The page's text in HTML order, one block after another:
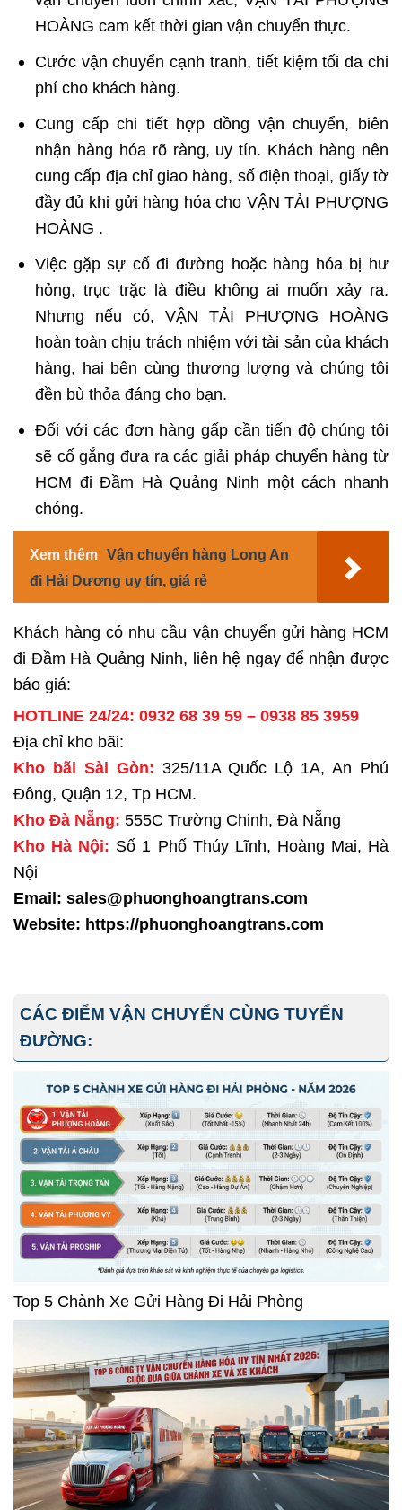
HOÀNG cam kết thời gian vận chuyển thực.
Cước vận chuyển cạnh tranh, tiết kiệm tối đa chi
phí cho khách hàng.
Cung cấp chi tiết hợp đồng vận chuyển, biên
nhận hàng hóa rõ ràng, uy tín. Khách hàng nên
cung cấp địa chỉ giao hàng, số điện thoại, giấy tờ
đầy đủ khi gửi hàng hóa cho VẬN TẢI PHƯỢNG
HOÀNG .
Việc gặp sự cố đi đường hoặc hàng hóa bị hư
hỏng, trục trặc là điều không ai muốn xảy ra.
Nhưng nếu có, VẬN TẢI PHƯỢNG HOÀNG
hoàn toàn chịu trách nhiệm với tài sản của khách
hàng, hai bên cùng thương lượng và chúng tôi
đền bù thỏa đáng cho bạn.
Đối với các đơn hàng gấp cần tiến độ chúng tôi
sẽ cố gắng đưa ra các giải pháp chuyển hàng từ
HCM đi Đầm Hà Quảng Ninh một cách nhanh
chóng.
Xem thêm Vận chuyển hàng Long An
đi Hải Dương uy tín, giá rẻ
Khách hàng có nhu cầu vận chuyển gửi hàng HCM
đi Đầm Hà Quảng Ninh, liên hệ ngay để nhận được
báo giá:
HOTLINE 24/24: 0932 68 39 59 – 0938 85 3959
Địa chỉ kho bãi:
Kho bãi Sài Gòn: 325/11A Quốc Lộ 1A, An Phú
Đông, Quận 12, Tp HCM.
Kho Đà Nẵng: 555C Trường Chinh, Đà Nẵng
Kho Hà Nội: Số 1 Phố Thúy Lĩnh, Hoàng Mai, Hà
Nội
Email: sales@phuonghoangtrans.com
Website: https://phuonghoangtrans.com
CÁC ĐIỂM VẬN CHUYỂN CÙNG TUYẾN
ĐƯỜNG:
Top 5 Chành Xe Gửi Hàng Đi Hải Phòng